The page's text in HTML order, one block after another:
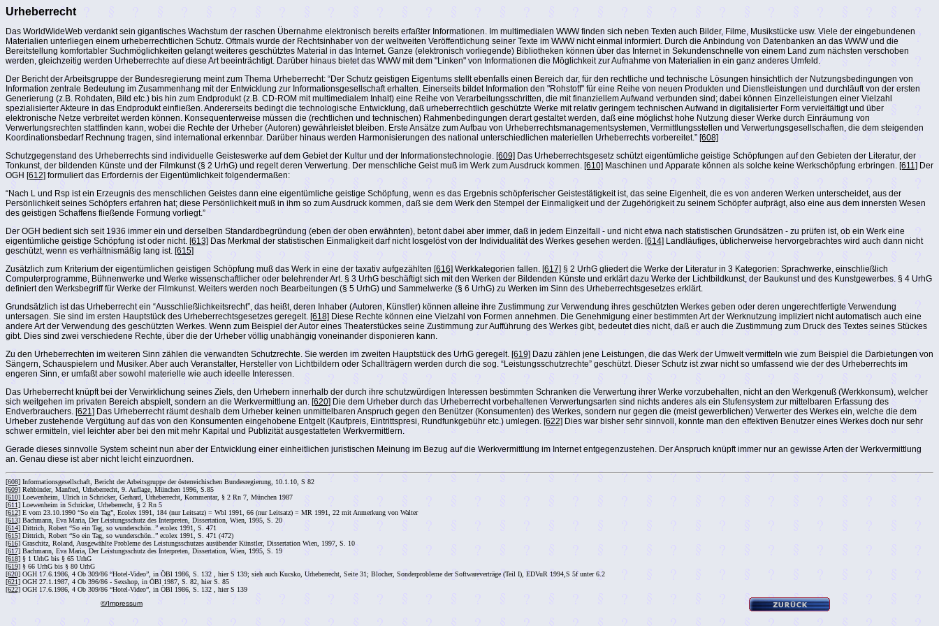
Urheberrecht
Das WorldWideWeb verdankt sein gigantisches Wachstum der raschen Übernahme elektronisch bereits erfaßter Informationen. Im multimedialen WWW finden sich neben Texten auch Bilder, Filme, Musikstücke usw. Viele der eingebundenen
Materialien unterliegen einem urheberrechtlichen Schutz. Oftmals wurde der Rechtsinhaber von der weltweiten Veröffentlichung seiner Texte im WWW nicht einmal informiert. Durch die Anbindung von Datenbanken an das WWW und die
Bereitstellung komfortabler Suchmöglichkeiten gelangt weiteres geschütztes Material in das Internet. Ganze (elektronisch vorliegende) Bibliotheken können über das Internet in Sekundenschnelle von einem Land zum nächsten verschoben
werden, gleichzeitig werden Urheberrechte auf diese Art beeinträchtigt. Darüber hinaus bietet das WWW mit dem "Linken" von Informationen die Möglichkeit zur Aufnahme von Materialien in ein ganz anderes Umfeld.
Der Bericht der Arbeitsgruppe der Bundesregierung meint zum Thema Urheberrecht: “Der Schutz geistigen Eigentums stellt ebenfalls einen Bereich dar, für den rechtliche und technische Lösungen hinsichtlich der Nutzungsbedingungen von
Information zentrale Bedeutung im Zusammenhang mit der Entwicklung zur Informationsgesellschaft erhalten. Einerseits bildet Information den "Rohstoff" für eine Reihe von neuen Produkten und Dienstleistungen und durchläuft von der ersten
Generierung (z.B. Rohdaten, Bild etc.) bis hin zum Endprodukt (z.B. CD-ROM mit multimedialem Inhalt) eine Reihe von Verarbeitungsschritten, die mit finanziellem Aufwand verbunden sind; dabei können Einzelleistungen einer Vielzahl
spezialisierter Akteure in das Endprodukt einfließen. Andererseits bedingt die technologische Entwicklung, daß urheberrechtlich geschützte Werke mit relativ geringem technischen Aufwand in digitalisierter Form vervielfältigt und über
elektronische Netze verbreitet werden können. Konsequenterweise müssen die (rechtlichen und technischen) Rahmenbedingungen derart gestaltet werden, daß eine möglichst hohe Nutzung dieser Werke durch Einräumung von
Verwertungsrechten stattfinden kann, wobei die Rechte der Urheber (Autoren) gewährleistet bleiben. Erste Ansätze zum Aufbau von Urheberrechtsmanagementsystemen, Vermittlungsstellen und Verwertungsgesellschaften, die dem steigenden
Koordinationsbedarf Rechnung tragen, sind international erkennbar. Darüber hinaus werden Harmonisierungen des national unterschiedlichen materiellen Urheberrechts vorbereitet.” [608]
Schutzgegenstand des Urheberrechts sind individuelle Geisteswerke auf dem Gebiet der Kultur und der Informationstechnologie. [609] Das Urheberrechtsgesetz schützt eigentümliche geistige Schöpfungen auf den Gebieten der Literatur, der
Tonkunst, der bildenden Künste und der Filmkunst (§ 2 UrhG) und regelt deren Verwertung. Der menschliche Geist muß im Werk zum Ausdruck kommen. [610] Maschinen und Apparate können als solche keine Werkschöpfung erbringen. [611] Der
OGH [612] formuliert das Erfordernis der Eigentümlichkeit folgendermaßen:
“Nach L und Rsp ist ein Erzeugnis des menschlichen Geistes dann eine eigentümliche geistige Schöpfung, wenn es das Ergebnis schöpferischer Geistestätigkeit ist, das seine Eigenheit, die es von anderen Werken unterscheidet, aus der
Persönlichkeit seines Schöpfers erfahren hat; diese Persönlichkeit muß in ihm so zum Ausdruck kommen, daß sie dem Werk den Stempel der Einmaligkeit und der Zugehörigkeit zu seinem Schöpfer aufprägt, also eine aus dem innersten Wesen
des geistigen Schaffens fließende Formung vorliegt.”
Der OGH bedient sich seit 1936 immer ein und derselben Standardbegründung (eben der oben erwähnten), betont dabei aber immer, daß in jedem Einzelfall - und nicht etwa nach statistischen Grundsätzen - zu prüfen ist, ob ein Werk eine
eigentümliche geistige Schöpfung ist oder nicht. [613] Das Merkmal der statistischen Einmaligkeit darf nicht losgelöst von der Individualität des Werkes gesehen werden. [614] Landläufiges, üblicherweise hervorgebrachtes wird auch dann nicht
geschützt, wenn es verhältnismäßig lang ist. [615]
Zusätzlich zum Kriterium der eigentümlichen geistigen Schöpfung muß das Werk in eine der taxativ aufgezählten [616] Werkkategorien fallen. [617] § 2 UrhG gliedert die Werke der Literatur in 3 Kategorien: Sprachwerke, einschließlich
Computerprogramme, Bühnenwerke und Werke wissenschaftlicher oder belehrender Art. § 3 UrhG beschäftigt sich mit den Werken der Bildenden Künste und erklärt dazu Werke der Lichtbildkunst, der Baukunst und des Kunstgewerbes. § 4 UrhG
definiert den Werksbegriff für Werke der Filmkunst. Weiters werden noch Bearbeitungen (§ 5 UrhG) und Sammelwerke (§ 6 UrhG) zu Werken im Sinn des Urheberrechtsgesetzes erklärt.
Grundsätzlich ist das Urheberrecht ein “Ausschließlichkeitsrecht”, das heißt, deren Inhaber (Autoren, Künstler) können alleine ihre Zustimmung zur Verwendung ihres geschützten Werkes geben oder deren ungerechtfertigte Verwendung
untersagen. Sie sind im ersten Hauptstück des Urheberrechtsgesetzes geregelt. [618] Diese Rechte können eine Vielzahl von Formen annehmen. Die Genehmigung einer bestimmten Art der Werknutzung impliziert nicht automatisch auch eine
andere Art der Verwendung des geschützten Werkes. Wenn zum Beispiel der Autor eines Theaterstückes seine Zustimmung zur Aufführung des Werkes gibt, bedeutet dies nicht, daß er auch die Zustimmung zum Druck des Textes seines Stückes
gibt. Dies sind zwei verschiedene Rechte, über die der Urheber völlig unabhängig voneinander disponieren kann.
Zu den Urheberrechten im weiteren Sinn zählen die verwandten Schutzrechte. Sie werden im zweiten Hauptstück des UrhG geregelt. [619] Dazu zählen jene Leistungen, die das Werk der Umwelt vermitteln wie zum Beispiel die Darbietungen von
Sängern, Schauspielern und Musiker. Aber auch Veranstalter, Hersteller von Lichtbildern oder Schallträgern werden durch die sog. “Leistungsschutzrechte” geschützt. Dieser Schutz ist zwar nicht so umfassend wie der des Urheberrechts im
engeren Sinn, er umfaßt aber sowohl materielle wie auch ideelle Interessen.
Das Urheberrecht knüpft bei der Verwirklichung seines Ziels, den Urhebern innerhalb der durch ihre schutzwürdigen Interessen bestimmten Schranken die Verwertung ihrer Werke vorzubehalten, nicht an den Werkgenuß (Werkkonsum), welcher
sich weitgehen im privaten Bereich abspielt, sondern an die Werkvermittlung an. [620] Die dem Urheber durch das Urheberrecht vorbehaltenen Verwertungsarten sind nichts anderes als ein Stufensystem zur mittelbaren Erfassung des
Endverbrauchers. [621] Das Urheberrecht räumt deshalb dem Urheber keinen unmittelbaren Anspruch gegen den Benützer (Konsumenten) des Werkes, sondern nur gegen die (meist gewerblichen) Verwerter des Werkes ein, welche die dem
Urheber zustehende Vergütung auf das von den Konsumenten eingehobene Entgelt (Kaufpreis, Eintrittspresi, Rundfunkgebühr etc.) umlegen. [622] Dies war bisher sehr sinnvoll, konnte man den effektiven Benutzer eines Werkes doch nur sehr
schwer ermitteln, viel leichter aber bei den mit mehr Kapital und Publizität ausgestatteten Werkvermittlern.
Gerade dieses sinnvolle System scheint nun aber der Entwicklung einer einheitlichen juristischen Meinung im Bezug auf die Werkvermittlung im Internet entgegenzustehen. Der Anspruch knüpft immer nur an gewisse Arten der Werkvermittlung
an. Genau diese ist aber nicht leicht einzuordnen.
[608] Informationsgesellschaft, Bericht der Arbeitsgruppe der österreichischen Bundesregierung, 10.1.10, S 82
[609] Rehbinder, Manfred, Urheberrecht, 9. Auflage, München 1996, S.85
[610] Loewenheim, Ulrich in Schricker, Gerhard, Urheberrecht, Kommentar, § 2 Rn 7, München 1987
[611] Loewenheim in Schricker, Urheberrecht, § 2 Rn 5
[612] E vom 23.10.1990 “So ein Tag”, Ecolex 1991, 184 (nur Leitsatz) = Wbl 1991, 66 (nur Leitsatz) = MR 1991, 22 mit Anmerkung von Walter
[613] Bachmann, Eva Maria, Der Leistungsschutz des Interpreten, Dissertation, Wien, 1995, S. 20
[614] Dittrich, Robert “So ein Tag, so wunderschön..” ecolex 1991, S. 471
[615] Dittrich, Robert “So ein Tag, so wunderschön..” ecolex 1991, S. 471 (472)
[616] Graschitz, Roland, Ausgewählte Probleme des Leistungsschutzes ausübender Künstler, Dissertation Wien, 1997, S. 10
[617] Bachmann, Eva Maria, Der Leistungsschutz des Interpreten, Dissertation, Wien, 1995, S. 19
[618] § 1 UrhG bis § 65 UrhG
[619] § 66 UrhG bis § 80 UrhG
[620] OGH 17.6.1986, 4 Ob 309/86 “Hotel-Video”, in ÖBl 1986, S. 132 , hier S 139; sieh auch Kucsko, Urheberrecht, Seite 31; Blocher, Sonderprobleme der Softwareverträge (Teil I), EDVuR 1994,S 5f unter 6.2
[621] OGH 27.1.1987, 4 Ob 396/86 - Sexshop, in ÖBl 1987, S. 82, hier S. 85
[622] OGH 17.6.1986, 4 Ob 309/86 “Hotel-Video”, in ÖBl 1986, S. 132 , hier S 139
©/Impressum